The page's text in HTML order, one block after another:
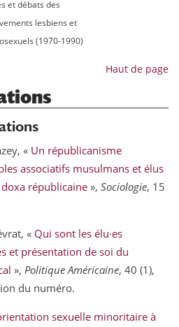
et débats des
lesbiens et
(1970-1990)
Haut de page
« Un républicanisme
associatifs musulmans et élus
républicaine »,Sociologie, 15
« Qui sont les élu·es
et présentation de soi du
», Politique Américaine, 40 (1),
du numéro.
sexuelle minoritaire à